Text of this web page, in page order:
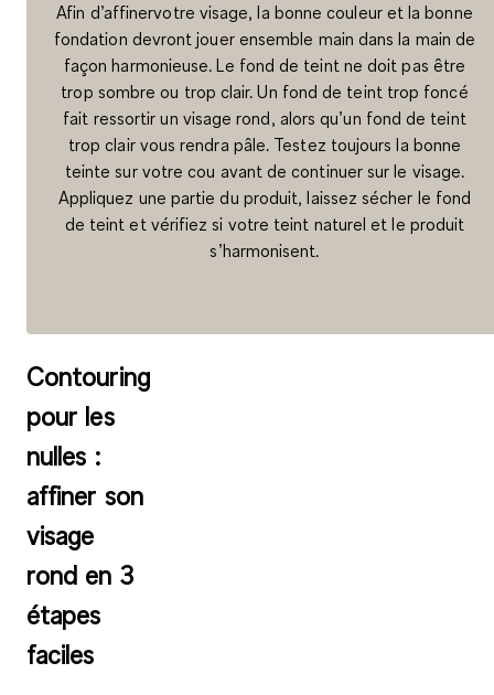
Afin d’affinervotre visage, la bonne couleur et la bonne
fondation devront jouer ensemble main dans la main de
façon harmonieuse. Le fond de teint ne doit pas être
trop sombre ou trop clair. Un fond de teint trop foncé
fait ressortir un visage rond, alors qu’un fond de teint
trop clair vous rendra pâle. Testez toujours la bonne
teinte sur votre cou avant de continuer sur le visage.
Appliquez une partie du produit, laissez sécher le fond
de teint et vérifiez si votre teint naturel et le produit
s’harmonisent.
Contouring
pour les
nulles :
affiner son
visage
rond en 3
étapes
faciles